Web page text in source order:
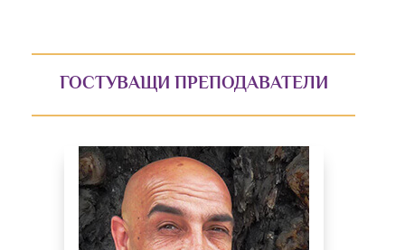
ГОСТУВАЩИ ПРЕПОДАВАТЕЛИ